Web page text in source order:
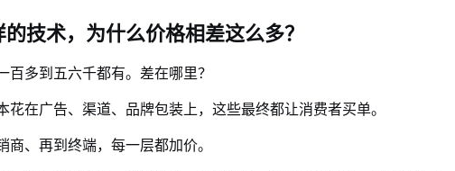
技术，为什么价格相差这么多？
百多到五六千都有。差在哪里？
花在广告、渠道、品牌包装上，这些最终都让消费者买单。
商、再到终端，每一层都加价。